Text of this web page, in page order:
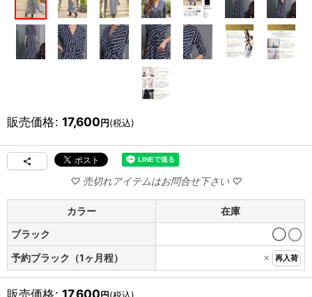
販売価格: 17,600円(税込)
カラー
在庫
ブラック
◯
予約ブラック（1ヶ月程）
× 再入荷
販売価格: 17,600円(税込)